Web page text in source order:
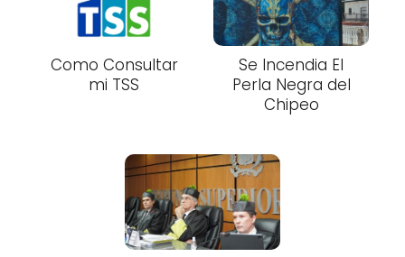
Como Consultar
mi TSS
Se Incendia El
Perla Negra del
Chipeo